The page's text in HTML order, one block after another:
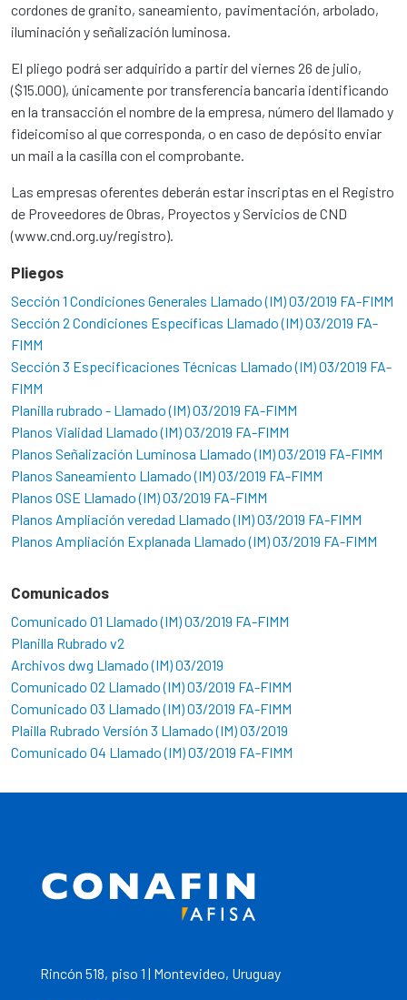
cordones de granito, saneamiento, pavimentación, arbolado,
iluminación y señalización luminosa.
El pliego podrá ser adquirido a partir del viernes 26 de julio,
($15.000), únicamente por transferencia bancaria identificando
en la transacción el nombre de la empresa, número del llamado y
fideicomiso al que corresponda, o en caso de depósito enviar
un mail a la casilla con el comprobante.
Las empresas oferentes deberán estar inscriptas en el Registro
de Proveedores de Obras, Proyectos y Servicios de CND
(www.cnd.org.uy/registro).
Pliegos
Sección 1 Condiciones Generales Llamado (IM) 03/2019 FA-FIMM
Sección 2 Condiciones Específicas Llamado (IM) 03/2019 FA-
FIMM
Sección 3 Especificaciones Técnicas Llamado (IM) 03/2019 FA-
FIMM
Planilla rubrado - Llamado (IM) 03/2019 FA-FIMM
Planos Vialidad Llamado (IM) 03/2019 FA-FIMM
Planos Señalización Luminosa Llamado (IM) 03/2019 FA-FIMM
Planos Saneamiento Llamado (IM) 03/2019 FA-FIMM
Planos OSE Llamado (IM) 03/2019 FA-FIMM
Planos Ampliación veredad Llamado (IM) 03/2019 FA-FIMM
Planos Ampliación Explanada Llamado (IM) 03/2019 FA-FIMM
Comunicados
Comunicado 01 Llamado (IM) 03/2019 FA-FIMM
Planilla Rubrado v2
Archivos dwg Llamado (IM) 03/2019
Comunicado 02 Llamado (IM) 03/2019 FA-FIMM
Comunicado 03 Llamado (IM) 03/2019 FA-FIMM
Plailla Rubrado Versión 3 Llamado (IM) 03/2019
Comunicado 04 Llamado (IM) 03/2019 FA-FIMM
Rincón 518, piso 1 | Montevideo, Uruguay